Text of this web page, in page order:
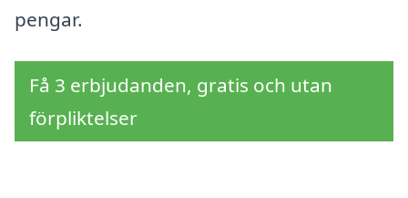
pengar.
Få 3 erbjudanden, gratis och utan
förpliktelser